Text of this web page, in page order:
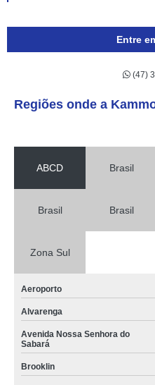
Entre
(47)
Regiões onde a
ABCD Brasil
Brasil Brasil
Zona Sul
Aeroporto
Alvarenga
Avenida Nossa Senhora do
Sabará
Brooklin